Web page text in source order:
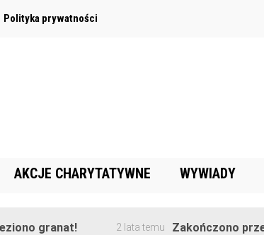
Polityka prywatności
AKCJE CHARYTATYWNE WYWIADY
2 lata temu Zakończono